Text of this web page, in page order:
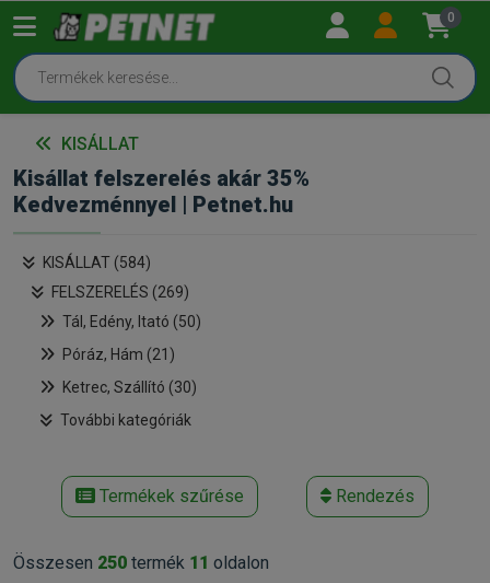
0
KISÁLLAT
Kisállat felszerelés akár 35%
Kedvezménnyel | Petnet.hu
KISÁLLAT (584)
FELSZERELÉS (269)
Tál, Edény, Itató (50)
Póráz, Hám (21)
Ketrec, Szállító (30)
További kategóriák
Termékek szűrése Rendezés
Összesen 250 termék 11 oldalon